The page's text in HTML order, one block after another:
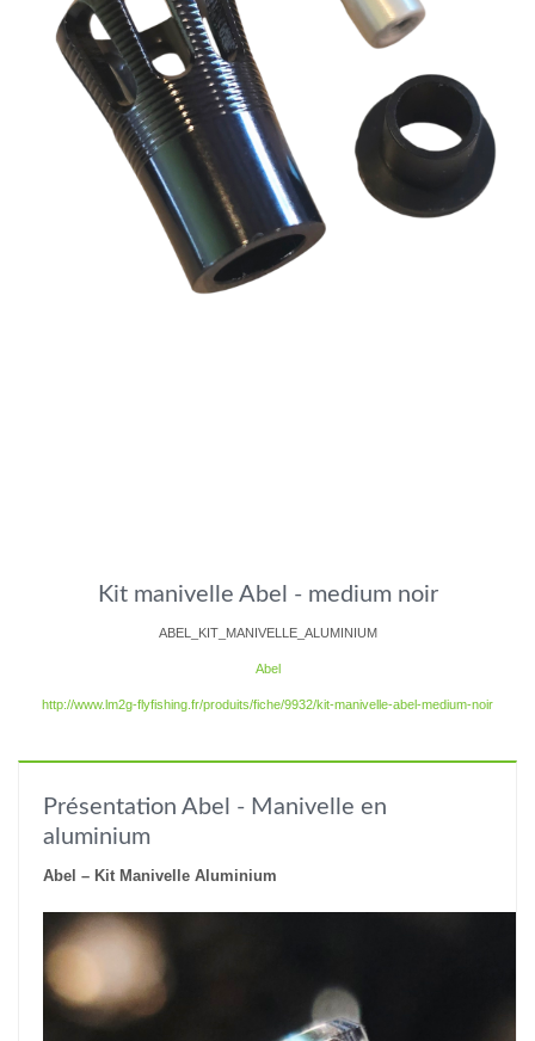
Kit manivelle Abel - medium noir
ABEL_KIT_MANIVELLE_ALUMINIUM
Abel
http://www.lm2g-flyfishing.fr/produits/fiche/9932/kit-manivelle-abel-medium-noir
Présentation Abel - Manivelle en
aluminium
Abel – Kit Manivelle Aluminium